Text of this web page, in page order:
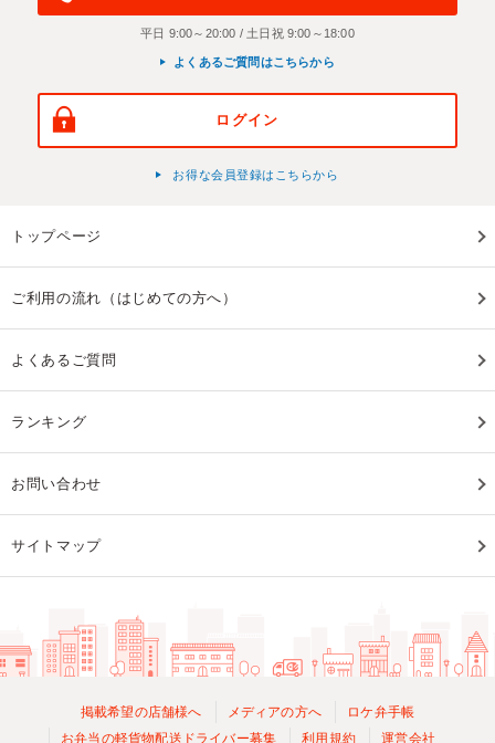
平日 9:00～20:00 / 土日祝 9:00～18:00
よくあるご質問はこちらから
ログイン
お得な会員登録はこちらから
トップページ
ご利用の流れ（はじめての方へ）
よくあるご質問
ランキング
お問い合わせ
サイトマップ
掲載希望の店舗様へ メディアの方へ
ロケ弁手帳
お弁当の軽貨物配送ドライバー募集
利用規約 運営会社